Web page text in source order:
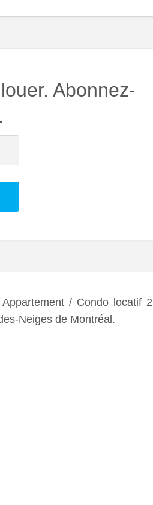
Abonnez-
/ Condo locatif 2
Neiges de Montréal.